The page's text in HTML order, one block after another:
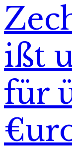
ißt
für